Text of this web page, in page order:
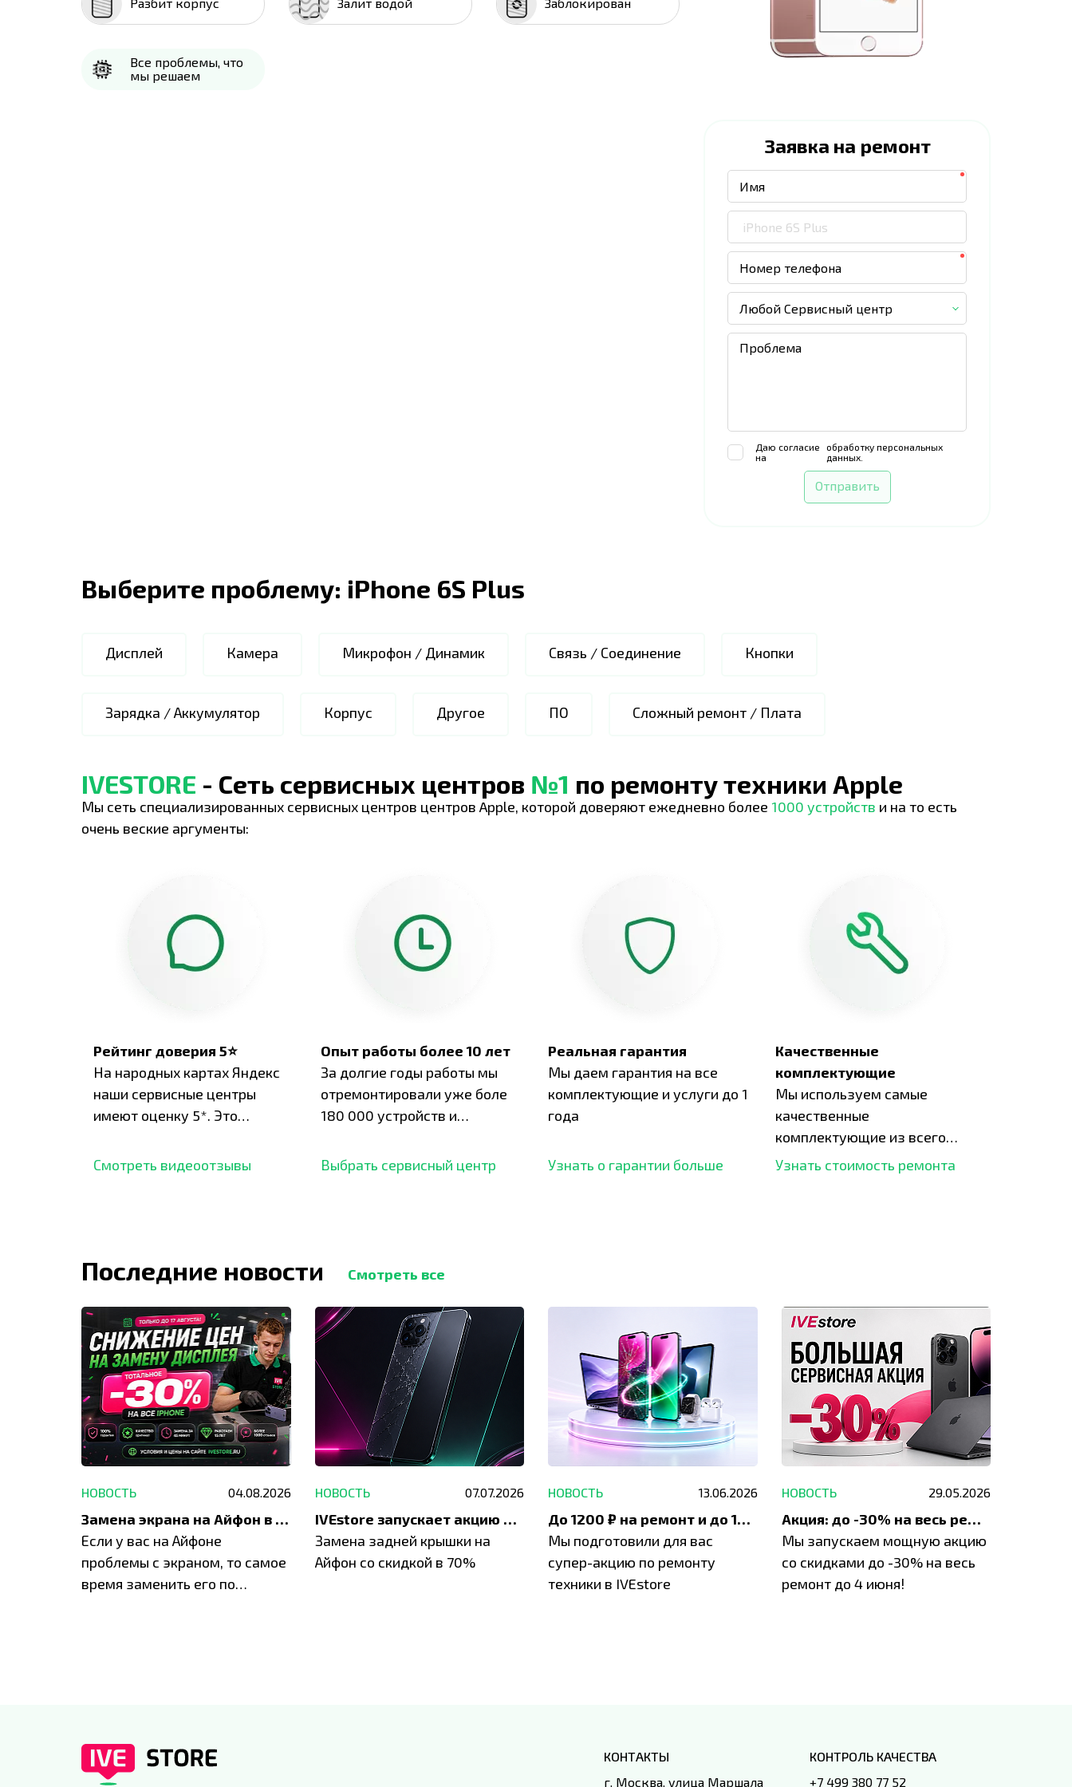
Все проблемы, что
мы решаем
Заявка на ремонт
Любой Сервисный центр
Даю согласие
на
обработку персональных
данных.
Отправить
Выберите проблему: iPhone 6S Plus
Дисплей Камера Микрофон / Динамик Связь / Соединение Кнопки
Зарядка / Аккумулятор Корпус Другое ПО Сложный ремонт / Плата
IVESTORE - Сеть сервисных центров №1 по ремонту техники Apple
Мы сеть специализированных сервисных центров центров Apple, которой доверяют ежедневно более 1000 устройств и на то есть
очень веские аргументы:
Рейтинг доверия 5⭐
На народных картах Яндекс
наши сервисные центры
имеют оценку 5*. Это
отзывов,
Смотреть видеоотзывы
Опыт работы более 10 лет
За долгие годы работы мы
отремонтировали уже боле
180 000 устройств и
опыт.
Выбрать сервисный центр
Реальная гарантия
Мы даем гарантия на все
комплектующие и услуги до 1
года
Узнать о гарантии больше
Качественные
комплектующие
Мы используем самые
качественные
комплектующие из всего
рынка и используем самое
Узнать стоимость ремонта
Последние новости Смотреть все
НОВОСТЬ 04.08.2026
Замена экрана на Айфон в Москве и Балашихе
Если у вас на Айфоне
проблемы с экраном, то самое
время заменить его по
НОВОСТЬ 07.07.2026
IVEstore запускает акцию на замену заднего стекла
Замена задней крышки на
Айфон со скидкой в 70%
НОВОСТЬ 13.06.2026
До 1200 ₽ на ремонт и до 1500 ₽ на покупку техники Apple
Мы подготовили для вас
супер-акцию по ремонту
техники в IVEstore
НОВОСТЬ 29.05.2026
Акция: до -30% на весь ремонт техники Apple
Мы запускаем мощную акцию
со скидками до -30% на весь
ремонт до 4 июня!
КОНТАКТЫ
г. Москва, улица Маршала
КОНТРОЛЬ КАЧЕСТВА
+7 499 380 77 52